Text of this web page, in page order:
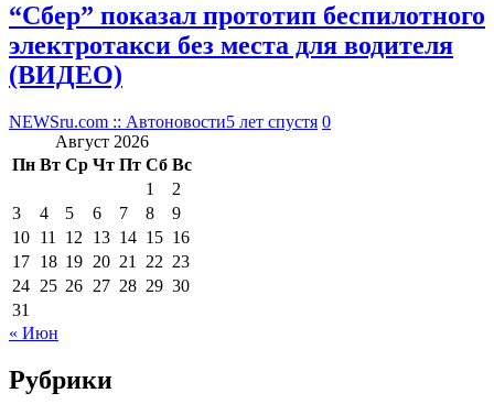
“Сбер” показал прототип беспилотного
электротакси без места для водителя
(ВИДЕО)
NEWSru.com :: Автоновости5 лет спустя 0
Август 2026
Пн Вт Ср Чт Пт Сб Вс
1
2
3
4 5 6 7 8
9
10 11 12 13 14 15 16
17 18 19 20 21 22 23
24 25 26 27 28 29 30
31
« Июн
Рубрики